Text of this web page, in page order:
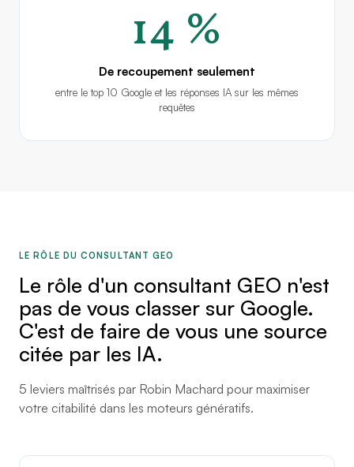
14 %
De recoupement seulement
entre le top 10 Google et les réponses IA sur les mêmes
requêtes
LE RÔLE DU CONSULTANT GEO
Le rôle d'un consultant GEO n'est
pas de vous classer sur Google.
C'est de faire de vous une source
citée par les IA.
5 leviers maîtrisés par Robin Machard pour maximiser
votre citabilité dans les moteurs génératifs.